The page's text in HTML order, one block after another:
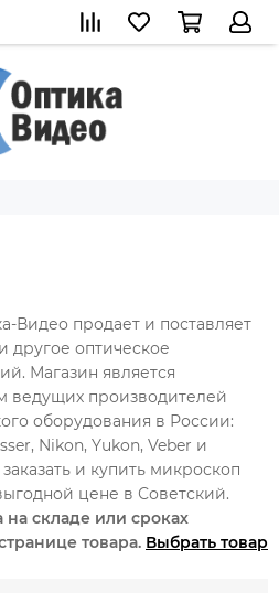
Видео продает и поставляет
другое оптическое
Магазин является
ведущих производителей
оборудования в России:
Nikon, Yukon, Veber и
и купить микроскоп
цене в Советский.
на складе или сроках
товара. Выбрать товар